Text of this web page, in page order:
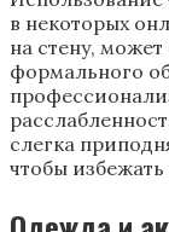
в некоторых
на стену,
формального
слегка
чтобы